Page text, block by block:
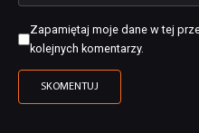
Zapamiętaj moje dane w tej
kolejnych komentarzy.